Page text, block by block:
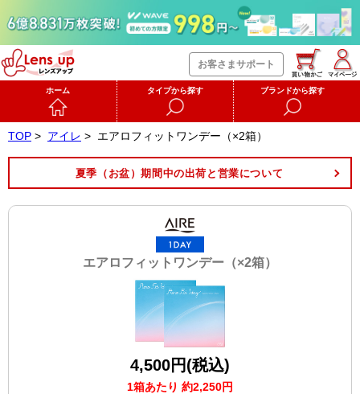
お客さまサポート
ホーム タイプから探す ブランドから探す
TOP > アイレ > エアロフィットワンデー（×2箱）
夏季（お盆）期間中の出荷と営業について
エアロフィットワンデー（×2箱）
4,500円(税込)
1箱あたり 約2,250円